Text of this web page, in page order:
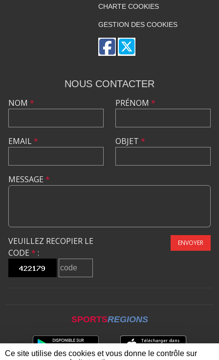
CHARTE COOKIES
GESTION DES COOKIES
NOUS CONTACTER
NOM *
EMAIL*
PRÉNOM *
OBJET *
MESSAGE *
VEUILLEZ RECOPIER LE
CODE * :
ENVOYER
SPORTSREGIONS
Ce site utilise des cookies et vous donne le contrôle sur